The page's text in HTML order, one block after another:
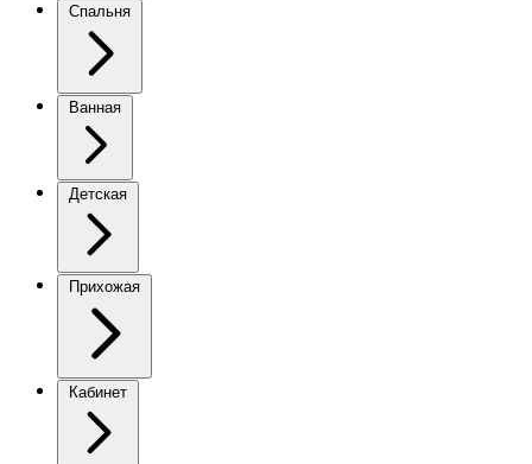
Спальня
Ванная
Детская
Прихожая
Кабинет